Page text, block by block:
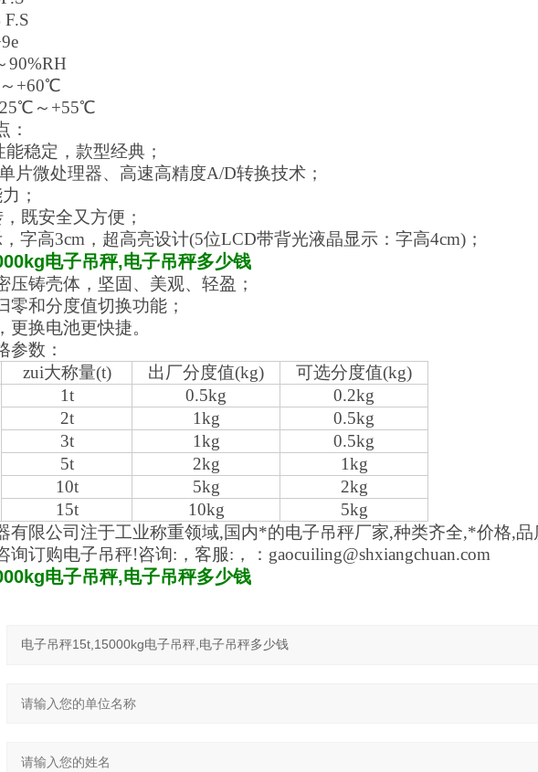
90%RH
+60℃
25℃～+55℃
：
稳定，款型经典；
片微处理器、高速高精度A/D转换技术；
；
既安全又方便；
字高3cm，超高亮设计(5位LCD带背光液晶显示：字高4cm)；
电子吊秤,电子吊秤多少钱
压铸壳体，坚固、美观、轻盈；
零和分度值切换功能；
换电池更快捷。
参数：
zui大称量(t) 出厂分度值(kg) 可选分度值(kg)
1t 0.5kg
0.2kg
2t
1kg
0.5kg
3t
1kg
0.5kg
5t
2kg
1kg
10t
5kg
2kg
15t
10kg
5kg
有限公司注于工业称重领域,国内*的电子吊秤厂家,种类齐全,*价格,
询订购电子吊秤!咨询:，客服:，：gaocuiling@shxiangchuan.com
电子吊秤,电子吊秤多少钱